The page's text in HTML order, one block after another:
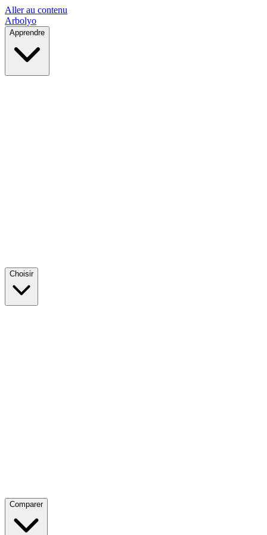
Aller au contenu
Arbolyo
Apprendre
Choisir
Comparer